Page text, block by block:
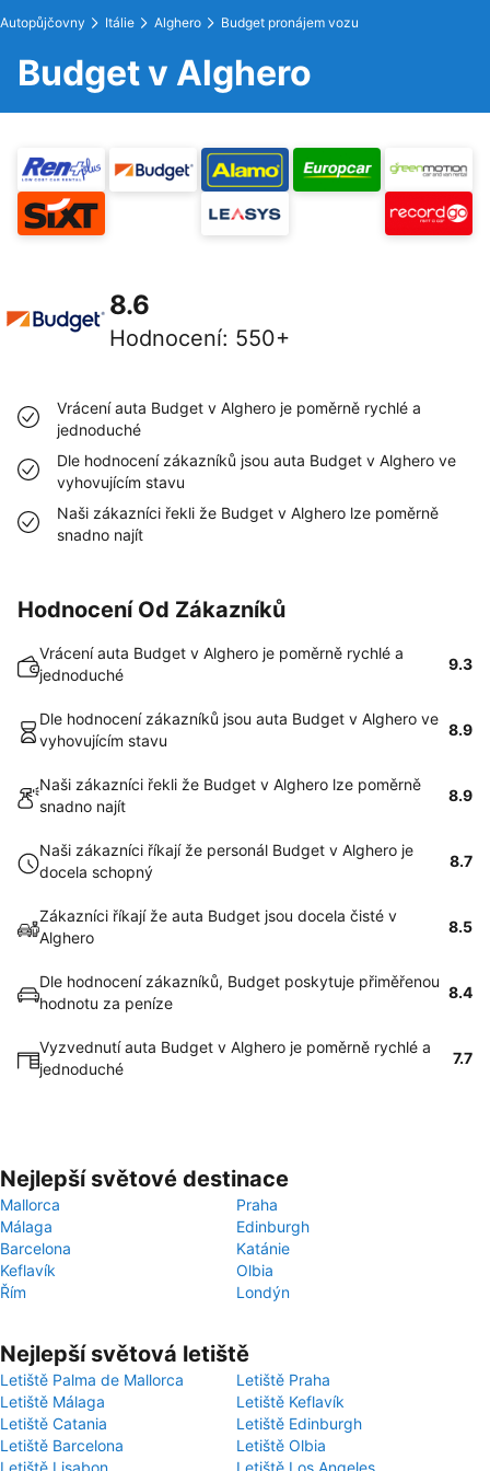
Autopůjčovny Itálie Alghero Budget pronájem vozu
Budget v Alghero
8.6
Hodnocení: 550+
Vrácení auta Budget v Alghero je poměrně rychlé a
jednoduché
Dle hodnocení zákazníků jsou auta Budget v Alghero ve
vyhovujícím stavu
Naši zákazníci řekli že Budget v Alghero lze poměrně
snadno najít
Hodnocení Od Zákazníků
Vrácení auta Budget v Alghero je poměrně rychlé a
jednoduché
9.3
Dle hodnocení zákazníků jsou auta Budget v Alghero ve
vyhovujícím stavu
8.9
Naši zákazníci řekli že Budget v Alghero lze poměrně
snadno najít
8.9
Naši zákazníci říkají že personál Budget v Alghero je
docela schopný
8.7
Zákazníci říkají že auta Budget jsou docela čisté v
Alghero
8.5
Dle hodnocení zákazníků, Budget poskytuje přiměřenou
hodnotu za peníze
8.4
Vyzvednutí auta Budget v Alghero je poměrně rychlé a
jednoduché
7.7
Nejlepší světové destinace
Mallorca
Praha
Málaga
Edinburgh
Barcelona
Katánie
Keflavík
Olbia
Řím
Londýn
Nejlepší světová letiště
Letiště Palma de Mallorca
Letiště Praha
Letiště Málaga
Letiště Keflavík
Letiště Catania
Letiště Edinburgh
Letiště Barcelona
Letiště Olbia
Letiště Lisabon
Letiště Los Angeles